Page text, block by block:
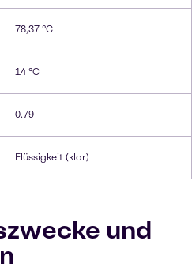
78,37 °C
14 °C
0.79
Flüssigkeit (klar)
und